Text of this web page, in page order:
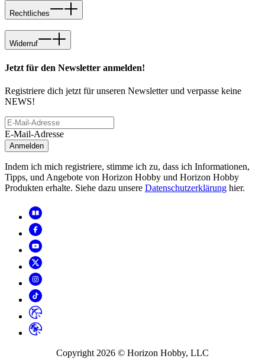
Rechtliches
Widerruf
Jetzt für den Newsletter anmelden!
Registriere dich jetzt für unseren Newsletter und verpasse keine
NEWS!
E-Mail-Adresse
Anmelden
Indem ich mich registriere, stimme ich zu, dass ich Informationen,
Tipps, und Angebote von Horizon Hobby und Horizon Hobby
Produkten erhalte. Siehe dazu unsere Datenschutzerklärung hier.
Copyright 2026 © Horizon Hobby, LLC